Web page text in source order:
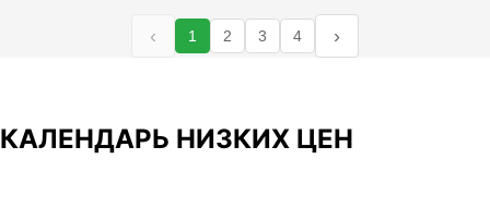
‹ 1 2 3 4 ›
КАЛЕНДАРЬ НИЗКИХ ЦЕН